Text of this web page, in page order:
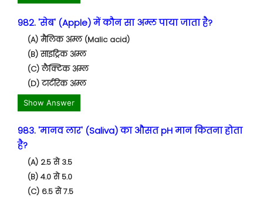
982. 'सेब' (Apple) में कौन सा अम्ल पाया जाता है?
(A) मैलिक अम्ल (Malic acid)
(B) साइट्रिक अम्ल
(C) लैक्टिक अम्ल
(D) टार्टरिक अम्ल
Show Answer
983. 'मानव लार' (Saliva) का औसत pH मान कितना होता
है?
(A) 2.5 से 3.5
(B) 4.0 से 5.0
(C) 6.5 से 7.5